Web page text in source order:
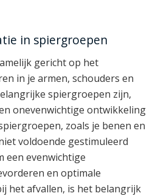
in spiergroepen
gericht op het
in je armen, schouders en
spiergroepen zijn,
onevenwichtige ontwikkeling
zoals je benen en
voldoende gestimuleerd
een evenwichtige
en optimale
het afvallen, is het belangrijk